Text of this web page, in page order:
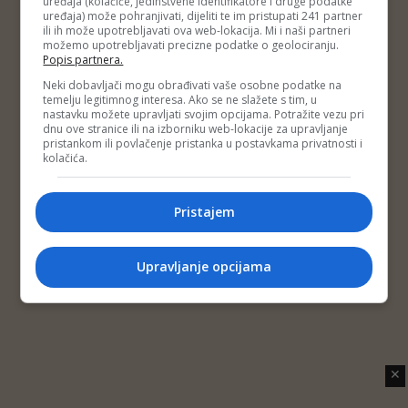
Impressum
Kontakt Marketing
Privatnost korisnika
O nama
✕
uređaja) može pohranjivati, dijeliti te im pristupati 241 partner
ili ih može upotrebljavati ova web-lokacija. Mi i naši partneri
možemo upotrebljavati precizne podatke o geolociranju.
Popis partnera.
Neki dobavljači mogu obrađivati vaše osobne podatke na
temelju legitimnog interesa. Ako se ne slažete s tim, u
nastavku možete upravljati svojim opcijama. Potražite vezu pri
dnu ove stranice ili na izborniku web-lokacije za upravljanje
pristankom ili povlačenje pristanka u postavkama privatnosti i
kolačića.
Pristajem
Upravljanje opcijama